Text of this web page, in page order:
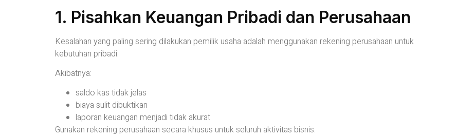
1. Pisahkan Keuangan Pribadi dan Perusahaan
Kesalahan yang paling sering dilakukan pemilik usaha adalah menggunakan rekening perusahaan untuk
kebutuhan pribadi.
Akibatnya:
saldo kas tidak jelas
biaya sulit dibuktikan
laporan keuangan menjadi tidak akurat
Gunakan rekening perusahaan secara khusus untuk seluruh aktivitas bisnis.